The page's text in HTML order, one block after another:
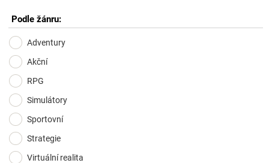
Podle žánru:
Adventury
Akční
RPG
Simulátory
Sportovní
Strategie
Virtuální realita